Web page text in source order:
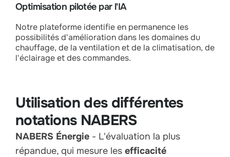
Optimisation pilotée par l'IA
Notre plateforme identifie en permanence les
possibilités d'amélioration dans les domaines du
chauffage, de la ventilation et de la climatisation, de
l'éclairage et des commandes.
Utilisation des différentes
notations NABERS
NABERS Énergie - L'évaluation la plus
répandue, qui mesure les efficacité